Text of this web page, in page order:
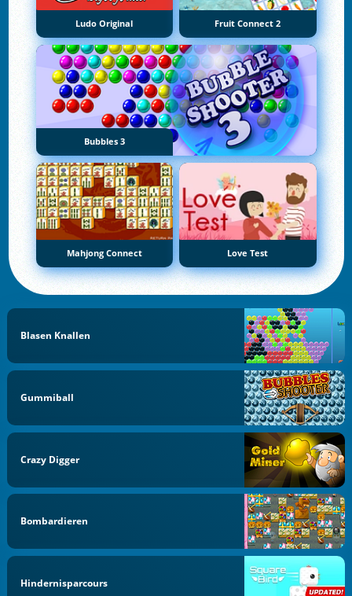
Ludo Original Fruit Connect 2
Bubbles 3
Mahjong Connect Love Test
Blasen Knallen
Gummiball
Crazy Digger
Bombardieren
Hindernisparcours